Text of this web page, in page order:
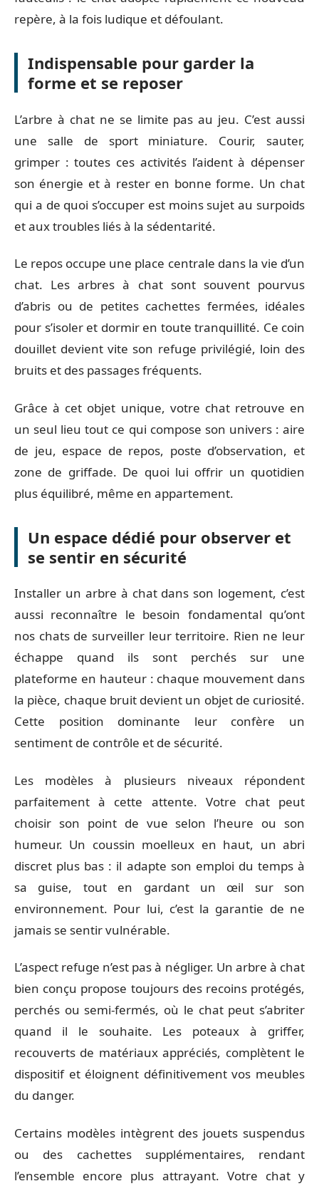
repère, à la fois ludique et défoulant.
Indispensable pour garder la
forme et se reposer
L’arbre à chat ne se limite pas au jeu. C’est aussi
une salle de sport miniature. Courir, sauter,
grimper : toutes ces activités l’aident à dépenser
son énergie et à rester en bonne forme. Un chat
qui a de quoi s’occuper est moins sujet au surpoids
et aux troubles liés à la sédentarité.
Le repos occupe une place centrale dans la vie d’un
chat. Les arbres à chat sont souvent pourvus
d’abris ou de petites cachettes fermées, idéales
pour s’isoler et dormir en toute tranquillité. Ce coin
douillet devient vite son refuge privilégié, loin des
bruits et des passages fréquents.
Grâce à cet objet unique, votre chat retrouve en
un seul lieu tout ce qui compose son univers : aire
de jeu, espace de repos, poste d’observation, et
zone de griffade. De quoi lui offrir un quotidien
plus équilibré, même en appartement.
Un espace dédié pour observer et
se sentir en sécurité
Installer un arbre à chat dans son logement, c’est
aussi reconnaître le besoin fondamental qu’ont
nos chats de surveiller leur territoire. Rien ne leur
échappe quand ils sont perchés sur une
plateforme en hauteur : chaque mouvement dans
la pièce, chaque bruit devient un objet de curiosité.
Cette position dominante leur confère un
sentiment de contrôle et de sécurité.
Les modèles à plusieurs niveaux répondent
parfaitement à cette attente. Votre chat peut
choisir son point de vue selon l’heure ou son
humeur. Un coussin moelleux en haut, un abri
discret plus bas : il adapte son emploi du temps à
sa guise, tout en gardant un œil sur son
environnement. Pour lui, c’est la garantie de ne
jamais se sentir vulnérable.
L’aspect refuge n’est pas à négliger. Un arbre à chat
bien conçu propose toujours des recoins protégés,
perchés ou semi-fermés, où le chat peut s’abriter
quand il le souhaite. Les poteaux à griffer,
recouverts de matériaux appréciés, complètent le
dispositif et éloignent définitivement vos meubles
du danger.
Certains modèles intègrent des jouets suspendus
ou des cachettes supplémentaires, rendant
l’ensemble encore plus attrayant. Votre chat y